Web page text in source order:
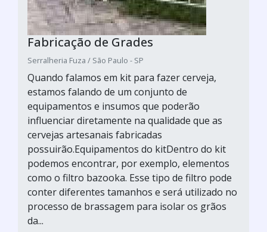
Fabricação de Grades
Serralheria Fuza / São Paulo - SP
Quando falamos em kit para fazer cerveja,
estamos falando de um conjunto de
equipamentos e insumos que poderão
influenciar diretamente na qualidade que as
cervejas artesanais fabricadas
possuirão.Equipamentos do kitDentro do kit
podemos encontrar, por exemplo, elementos
como o filtro bazooka. Esse tipo de filtro pode
conter diferentes tamanhos e será utilizado no
processo de brassagem para isolar os grãos
da...